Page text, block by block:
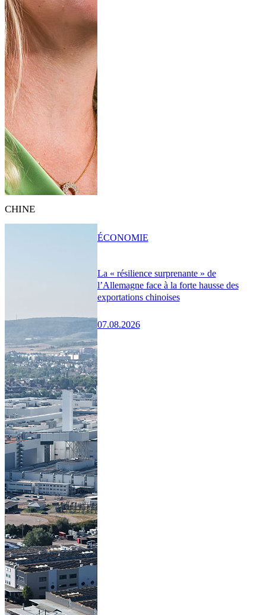
CHINE
La « résilience surprenante » de
l’Allemagne face à la forte hausse des
exportations chinoises
07.08.2026
ÉCONOMIE